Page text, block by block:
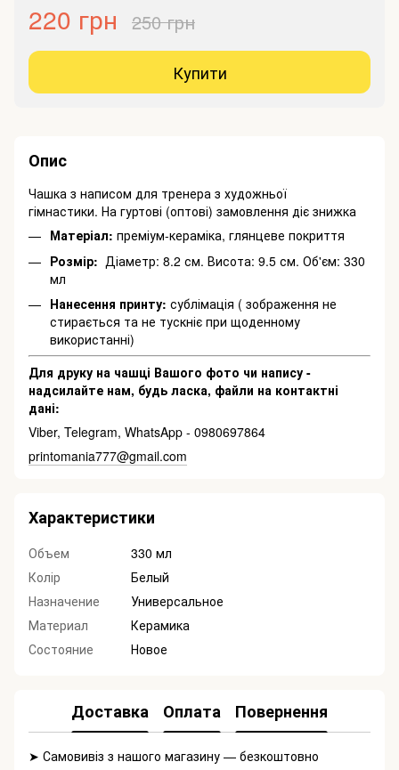
220 грн 250 грн
Купити
Опис
Чашка з написом для тренера з художньої
гімнастики. На гуртові (оптові) замовлення діє знижка
Матеріал: преміум-кераміка, глянцеве покриття
Розмір: Діаметр: 8.2 см. Висота: 9.5 см. Об'єм: 330
мл
Нанесення принту: сублімація ( зображення не
стирається та не тускніє при щоденному
використанні)
Для друку на чашці Вашого фото чи напису -
надсилайте нам, будь ласка, файли на контактні
дані:
Viber, Telegram, WhatsApp - 0980697864
printomania777@gmail.com
Характеристики
Объем
330 мл
Колір
Белый
Назначение
Универсальное
Материал
Керамика
Состояние
Новое
Доставка Оплата Повернення
➤ Самовивіз з нашого магазину — безкоштовно